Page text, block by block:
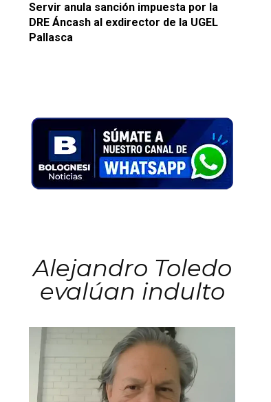
Servir anula sanción impuesta por la
DRE Áncash al exdirector de la UGEL
Pallasca
Alejandro Toledo
evalúan indulto